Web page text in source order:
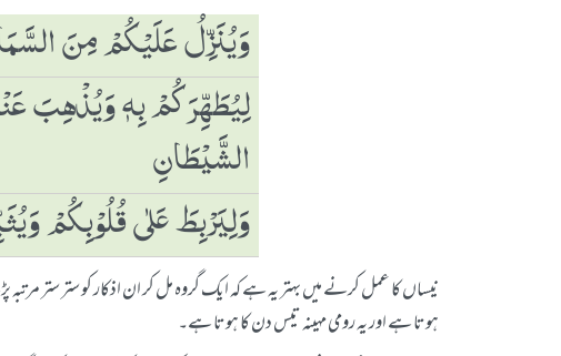
وَیُنَزِّلُ عَلَیْكُمْ مِنَ
لِیُطَھِّرَكُمْ بِہٖ وَیُذْھِبَ
الشَّیْطَانِ
وَلِیَرْبِطَ عَلٰی قُلُوْبِكُمْ
ہوتا ہے اور یہ رومی مہینہ تیس دن کا ہوتا ہے۔